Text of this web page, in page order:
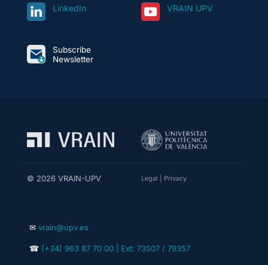
LinkedIn VRAIN UPV
Subscribe
Newsletter
© 2026 VRAIN-UPV Legal Privacy
✉ vrain@upv.es
☎ (+34) 963 87 70 00 | Ext: 73507 / 79357